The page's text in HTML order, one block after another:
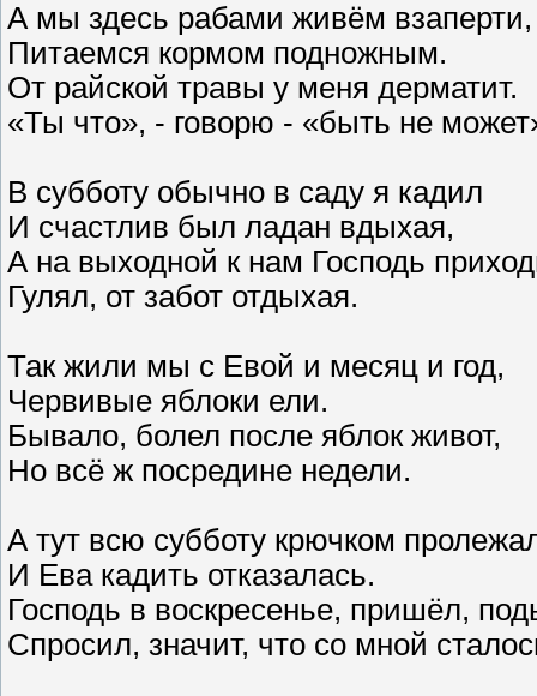
А мы здесь рабами живём взаперти,
Питаемся кормом подножным.
От райской травы у меня дерматит.
«Ты что», - говорю - «быть не
В субботу обычно в саду я кадил
И счастлив был ладан вдыхая,
А на выходной к нам Господь
Гулял, от забот отдыхая.
Так жили мы с Евой и месяц и год,
Червивые яблоки ели.
Бывало, болел после яблок живот,
Но всё ж посредине недели.
А тут всю субботу крючком
И Ева кадить отказалась.
Господь в воскресенье, пришёл,
Спросил, значит, что со мной